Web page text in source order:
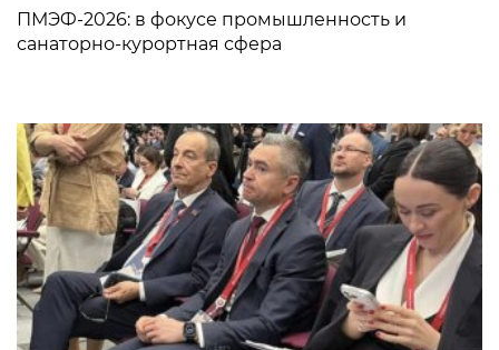
ПМЭФ-2026: в фокусе промышленность и
санаторно-курортная сфера